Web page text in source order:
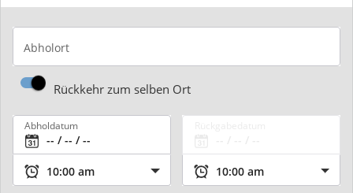
Abholort
Rückkehr zum selben Ort
Abholdatum